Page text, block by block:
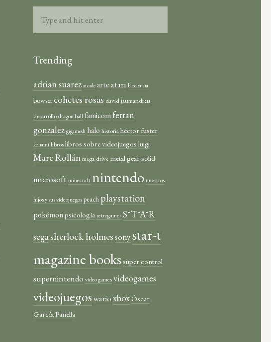
Trending
adrian suarez arcade arte atari biociencia
bowser cohetes rosas david jaumandreu
desarrollo dragon ball famicomferran
gonzalez gigamesh halo historiahéctor fuster
konami libroslibros sobre videojuegos luigi
Marc Rollánmega drive metal gear solid
microsoft minecraft nintendo nuestros
hijos y sus videojuegos peach playstation
pokémonpsicología retrogames S*T*A*R
segasherlock holmessonystar-t
magazine bookssuper control
supernintendo video games videogames
videojuegoswarioxboxÓscar
García Pañella